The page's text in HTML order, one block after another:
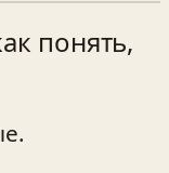
понять,